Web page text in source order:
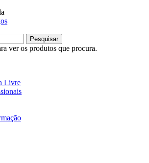
Pesquisar
ver os produtos que procura.
Livre